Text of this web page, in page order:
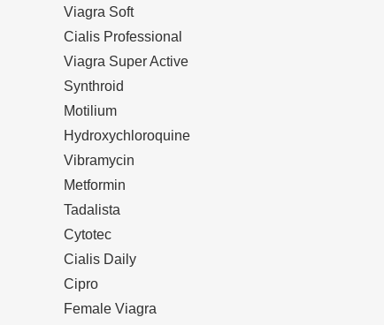
Viagra Soft
Cialis Professional
Viagra Super Active
Synthroid
Motilium
Hydroxychloroquine
Vibramycin
Metformin
Tadalista
Cytotec
Cialis Daily
Cipro
Female Viagra